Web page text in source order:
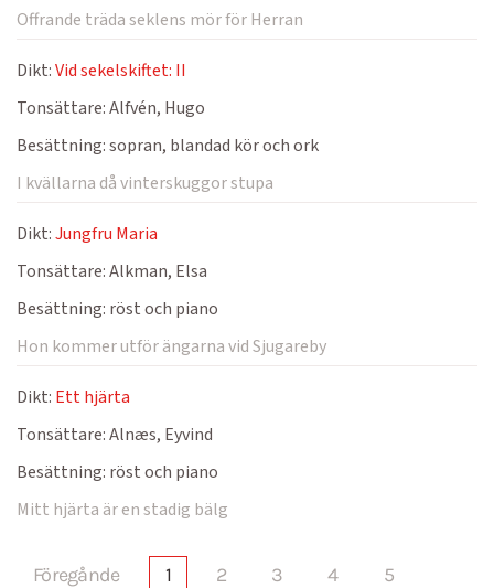
Offrande träda seklens mör för Herran
Dikt:Vid sekelskiftet: II
Tonsättare:Alfvén, Hugo
Besättning:sopran, blandad kör och ork
I kvällarna då vinterskuggor stupa
Dikt:Jungfru Maria
Tonsättare:Alkman, Elsa
Besättning: röst och piano
Hon kommer utför ängarna vid Sjugareby
Dikt: Ett hjärta
Tonsättare:Alnæs, Eyvind
Besättning: röst och piano
Mitt hjärta är en stadig bälg
Föregånde 1 2 3 4
5